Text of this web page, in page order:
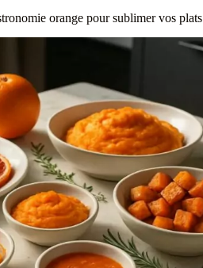
orange pour sublimer vos plats